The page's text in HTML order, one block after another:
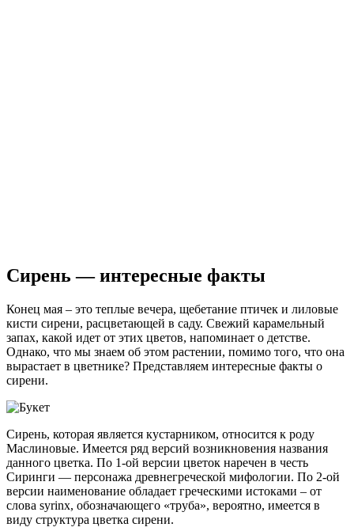
Сирень — интересные факты
Конец мая – это теплые вечера, щебетание птичек и лиловые
кисти сирени, расцветающей в саду. Свежий карамельный
запах, какой идет от этих цветов, напоминает о детстве.
Однако, что мы знаем об этом растении, помимо того, что она
вырастает в цветнике? Представляем интересные факты о
сирени.
Сирень, которая является кустарником, относится к роду
Маслиновые. Имеется ряд версий возникновения названия
данного цветка. По 1-ой версии цветок наречен в честь
Сиринги — персонажа древнегреческой мифологии. По 2-ой
версии наименование обладает греческими истоками – от
слова syrinx, обозначающего «труба», вероятно, имеется в
виду структура цветка сирени.